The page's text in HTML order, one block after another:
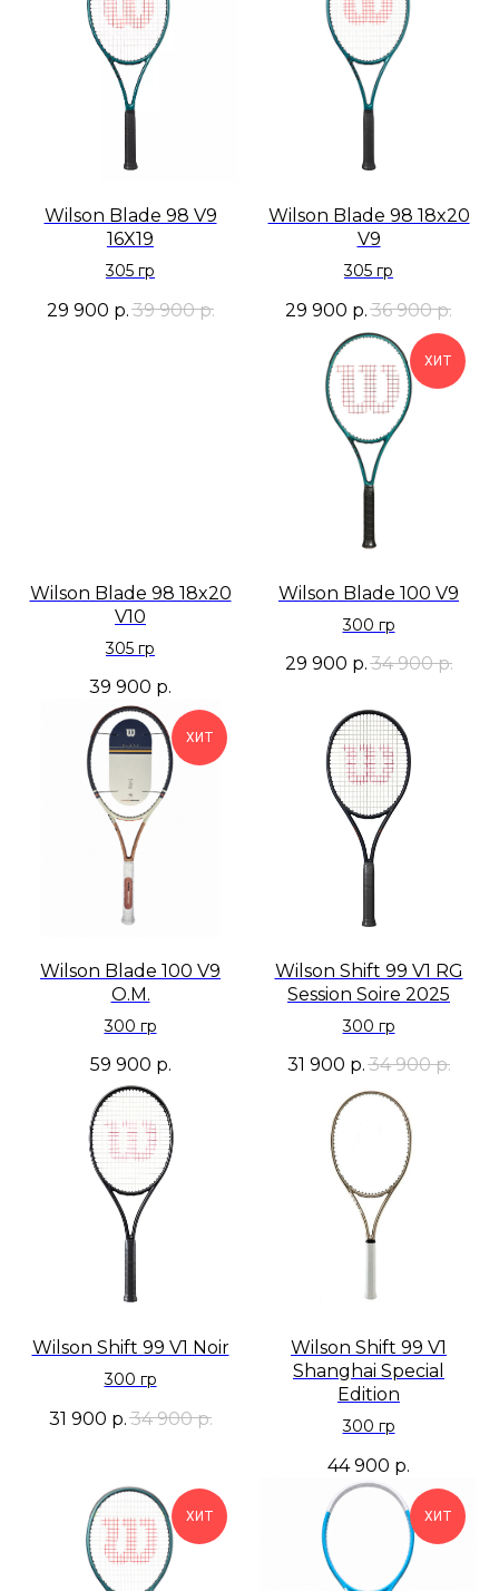
Wilson Blade 98 V9
16X19
305 гр
29 900 р.39 900 р.
Wilson Blade 98 18x20
V9
305 гр
29 900 р. 36 900 р.
Wilson Blade 98 18x20
V10
305 гр
39 900 р.
ХИТ
Wilson Blade 100 V9
300 гр
29 900 р.34 900 р.
ХИТ
Wilson Blade 100 V9
O.M.
300 гр
59 900 р.
Wilson Shift 99 V1 RG
Session Soire 2025
300 гр
31 900 р.34 900 р.
Wilson Shift 99 V1 Noir
300 гр
31 900 р.34 900 р.
Wilson Shift 99 V1
Shanghai Special
Edition
300 гр
44 900 р.
ХИТ ХИТ